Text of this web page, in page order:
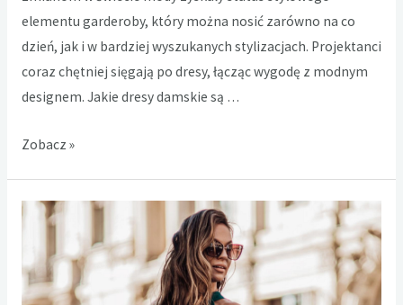
elementu garderoby, który można nosić zarówno na co
dzień, jak i w bardziej wyszukanych stylizacjach. Projektanci
coraz chętniej sięgają po dresy, łącząc wygodę z modnym
designem. Jakie dresy damskie są …
Modne
czyli
Sprawdź,
jakie
Zobacz »